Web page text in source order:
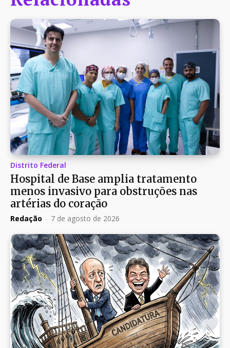
Distrito Federal
Hospital de Base amplia tratamento
menos invasivo para obstruções nas
artérias do coração
Redação - 7 de agosto de 2026